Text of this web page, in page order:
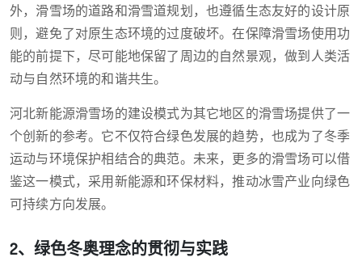
外，滑雪场的道路和滑雪道规划，也遵循生态友好的设计原
则，避免了对原生态环境的过度破坏。在保障滑雪场使用功
能的前提下，尽可能地保留了周边的自然景观，做到人类活
动与自然环境的和谐共生。
河北新能源滑雪场的建设模式为其它地区的滑雪场提供了一
个创新的参考。它不仅符合绿色发展的趋势，也成为了冬季
运动与环境保护相结合的典范。未来，更多的滑雪场可以借
鉴这一模式，采用新能源和环保材料，推动冰雪产业向绿色
可持续方向发展。
2、绿色冬奥理念的贯彻与实践